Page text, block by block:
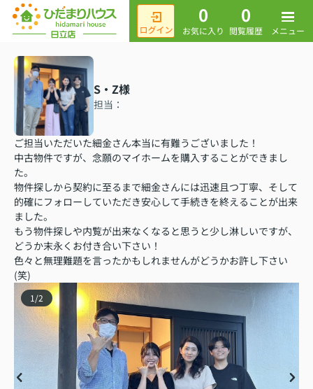
0
お気に入り
0
閲覧履歴 メニュー
S・Z様
担当：
ご担当いただいた細金さん本当に有難うございました！
中古物件ですが、念願のマイホームを購入することができまし
た。
物件探しから契約に至るまで細金さんには迅速且つ丁寧、そして
的確にフォローしていただき安心して手続きを終えることが出来
ました。
もう物件探しや内覧が出来なくなると思うと少し淋しいですが、
どうか末永くお付き合い下さい！
色々と無理難題を言ったかもしれませんがどうかお許し下さい
(笑)
1 /2